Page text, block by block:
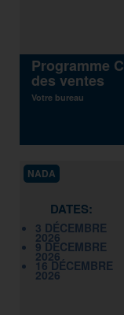
Programme
des ventes
Votre bureau
NADA
DATES:
3 DÉCEMBRE
2026
9 DÉCEMBRE
2026
16 DÉCEMBRE
2026